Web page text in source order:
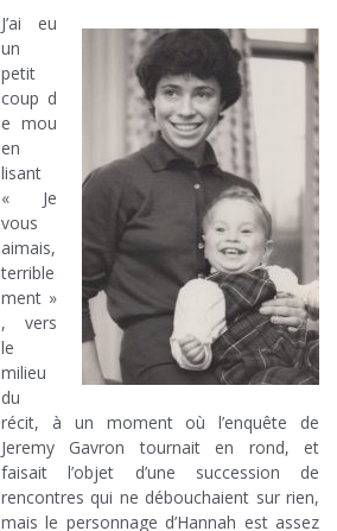
J’ai eu
un
petit
coup d
e mou
en
lisant
« Je
vous
aimais,
terrible
ment »
, vers
le
milieu
du
récit, à un moment où l’enquête de
Jeremy Gavron tournait en rond, et
faisait l’objet d’une succession de
rencontres qui ne débouchaient sur rien,
mais le personnage d’Hannah est assez